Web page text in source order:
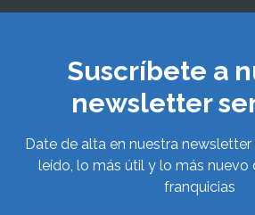
Suscríbete a
newsletter
Date de alta en nuestra
leído, lo más útil y lo más nuevo
franquicias